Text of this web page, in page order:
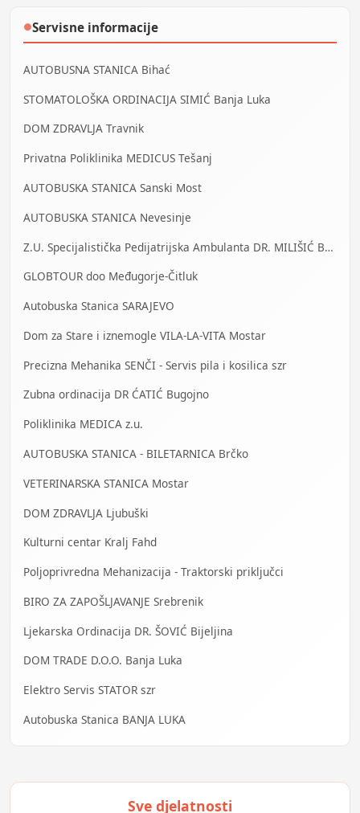
●Servisne informacije
AUTOBUSNA STANICA Bihać
STOMATOLOŠKA ORDINACIJA SIMIĆ Banja Luka
DOM ZDRAVLJA Travnik
Privatna Poliklinika MEDICUS Tešanj
AUTOBUSKA STANICA Sanski Most
AUTOBUSKA STANICA Nevesinje
Z.U. Specijalistička Pedijatrijska Ambulanta DR. MILIŠIĆ Banja Luka
GLOBTOUR doo Međugorje-Čitluk
Autobuska Stanica SARAJEVO
Dom za Stare i iznemogle VILA-LA-VITA Mostar
Precizna Mehanika SENČI - Servis pila i kosilica szr
Zubna ordinacija DR ĆATIĆ Bugojno
Poliklinika MEDICA z.u.
AUTOBUSKA STANICA - BILETARNICA Brčko
VETERINARSKA STANICA Mostar
DOM ZDRAVLJA Ljubuški
Kulturni centar Kralj Fahd
Poljoprivredna Mehanizacija - Traktorski priključci
BIRO ZA ZAPOŠLJAVANJE Srebrenik
Ljekarska Ordinacija DR. ŠOVIĆ Bijeljina
DOM TRADE D.O.O. Banja Luka
Elektro Servis STATOR szr
Autobuska Stanica BANJA LUKA